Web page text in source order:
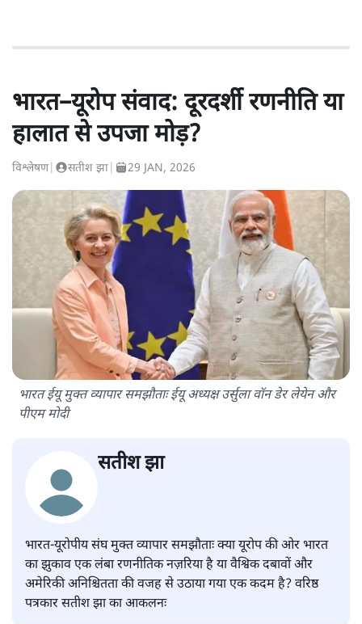
भारत–यूरोप संवाद: दूरदर्शी रणनीति या
हालात से उपजा मोड़?
विश्लेषण| सतीश झा 29 JAN, 2026
भारत ईयू मुक्त व्यापार समझौताः ईयू अध्यक्ष उर्सुला वॉन डेर लेयेन और
पीएम मोदी
सतीश झा
भारत-यूरोपीय संघ मुक्त व्यापार समझौताः क्या यूरोप की ओर भारत
का झुकाव एक लंबा रणनीतिक नज़रिया है या वैश्विक दबावों और
अमेरिकी अनिश्चितता की वजह से उठाया गया एक कदम है? वरिष्ठ
पत्रकार सतीश झा का आकलनः